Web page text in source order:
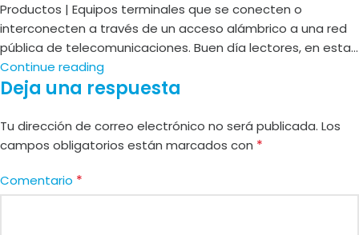
Productos | Equipos terminales que se conecten o
interconecten a través de un acceso alámbrico a una red
pública de telecomunicaciones. Buen día lectores, en esta...
Continue reading
Deja una respuesta
Tu dirección de correo electrónico no será publicada. Los
campos obligatorios están marcados con *
Comentario *